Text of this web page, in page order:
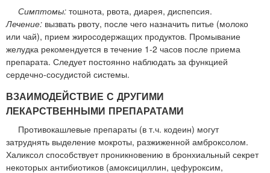
Симптомы: тошнота, рвота, диарея, диспепсия.
Лечение: вызвать рвоту, после чего назначить питье (молоко
или чай), прием жиросодержащих продуктов. Промывание
желудка рекомендуется в течение 1-2 часов после приема
препарата. Следует постоянно наблюдать за функцией
сердечно-сосудистой системы.
ВЗАИМОДЕЙСТВИЕ С ДРУГИМИ
ЛЕКАРСТВЕННЫМИ ПРЕПАРАТАМИ
Противокашлевые препараты (в т.ч. кодеин) могут
затруднять выделение мокроты, разжиженной амброксолом.
Халиксол способствует проникновению в бронхиальный секрет
некоторых антибиотиков (амоксициллин, цефуроксим,